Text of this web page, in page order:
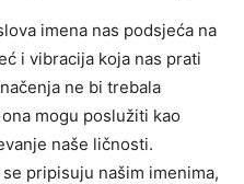
imena nas podsjeća na
i vibracija koja nas prati
ne bi trebala
mogu poslužiti kao
naše ličnosti.
pripisuju našim imenima,